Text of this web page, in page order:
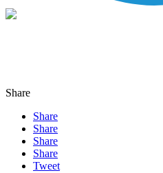
Share
Share
Share
Share
Share
Tweet